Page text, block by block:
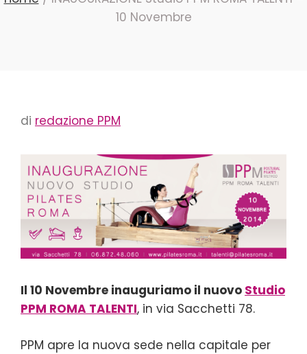
10 Novembre
di redazione PPM
Il 10 Novembre inauguriamo il nuovo Studio
PPM ROMA TALENTI, in via Sacchetti 78.
PPM apre la nuova sede nella capitale per